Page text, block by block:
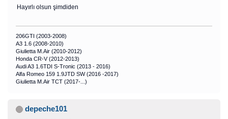
Hayırlı olsun şimdiden
206GTI (2003-2008)
A3 1.6 (2008-2010)
Giulietta M.Air (2010-2012)
Honda CR-V (2012-2013)
Audi A3 1.6TDI S-Tronic (2013 - 2016)
Alfa Romeo 159 1.9JTD SW (2016 -2017)
Giulietta M.Air TCT (2017-...)
depeche101